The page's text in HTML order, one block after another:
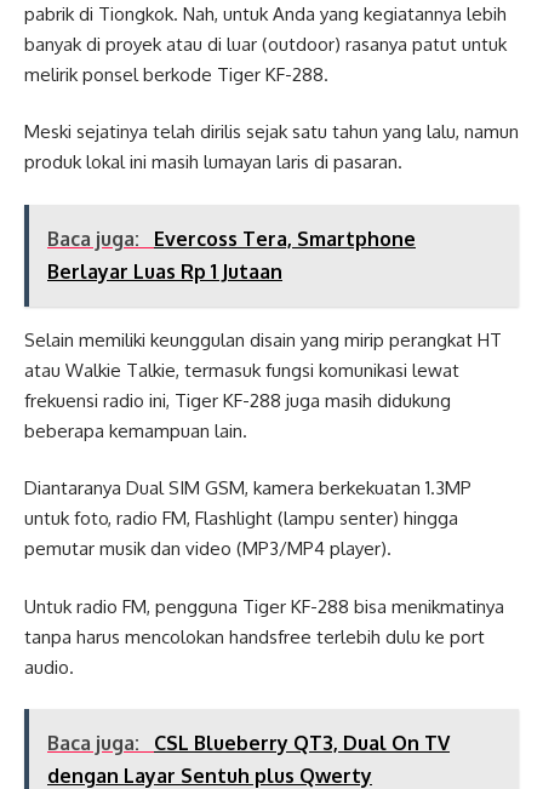
pabrik di Tiongkok. Nah, untuk Anda yang kegiatannya lebih
banyak di proyek atau di luar (outdoor) rasanya patut untuk
melirik ponsel berkode Tiger KF-288.
Meski sejatinya telah dirilis sejak satu tahun yang lalu, namun
produk lokal ini masih lumayan laris di pasaran.
Baca juga:
Evercoss Tera, Smartphone
Berlayar Luas Rp 1 Jutaan
Selain memiliki keunggulan disain yang mirip perangkat HT
atau Walkie Talkie, termasuk fungsi komunikasi lewat
frekuensi radio ini, Tiger KF-288 juga masih didukung
beberapa kemampuan lain.
Diantaranya Dual SIM GSM, kamera berkekuatan 1.3MP
untuk foto, radio FM, Flashlight (lampu senter) hingga
pemutar musik dan video (MP3/MP4 player).
Untuk radio FM, pengguna Tiger KF-288 bisa menikmatinya
tanpa harus mencolokan handsfree terlebih dulu ke port
audio.
Baca juga:
CSL Blueberry QT3, Dual On TV
dengan Layar Sentuh plus Qwerty